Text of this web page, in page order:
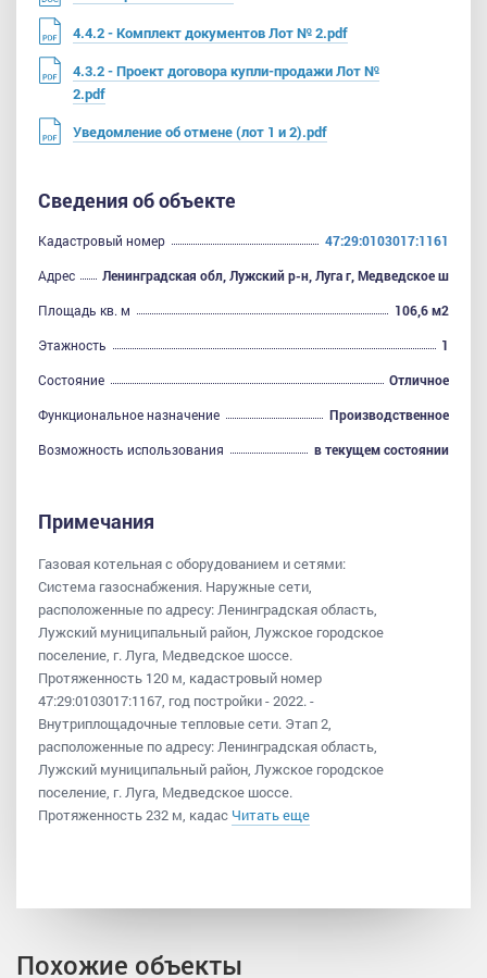
4.4.2 - Комплект документов Лот № 2.pdf
4.3.2 - Проект договора купли-продажи Лот №
2.pdf
Уведомление об отмене (лот 1 и 2).pdf
Сведения об объекте
Кадастровый номер
47:29:0103017:1161
Адрес
Ленинградская обл, Лужский р-н, Луга г, Медведское ш
Площадь кв. м
106,6 м2
Этажность
1
Состояние
Отличное
Функциональное назначение
Производственное
Возможность использования
в текущем состоянии
Примечания
Газовая котельная с оборудованием и сетями:
Система газоснабжения. Наружные сети,
расположенные по адресу: Ленинградская область,
Лужский муниципальный район, Лужское городское
поселение, г. Луга, Медведское шоссе.
Протяженность 120 м, кадастровый номер
47:29:0103017:1167, год постройки - 2022. -
Внутриплощадочные тепловые сети. Этап 2,
расположенные по адресу: Ленинградская область,
Лужский муниципальный район, Лужское городское
поселение, г. Луга, Медведское шоссе.
Протяженность 232 м, кадас Читать еще
Похожие объекты